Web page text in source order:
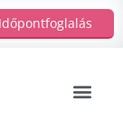
Időpontfoglalás